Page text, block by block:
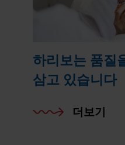
하리보는 품질
삼고 있습니다
더보기